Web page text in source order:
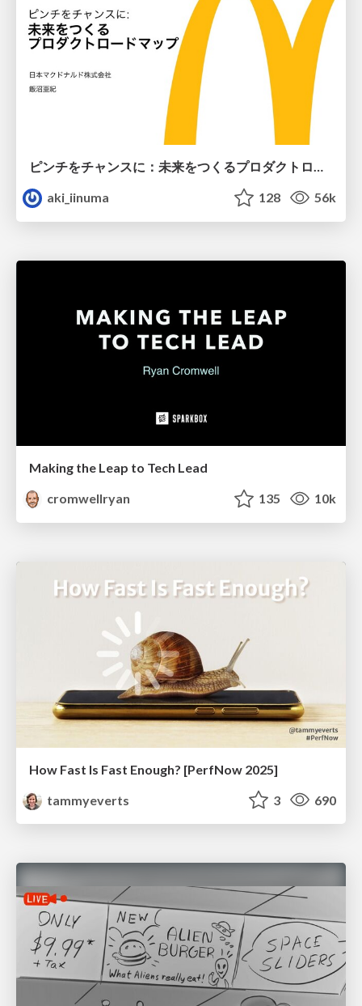
aki_iinuma
128 56k
Making the Leap to Tech Lead
cromwellryan
135 10k
How Fast Is Fast Enough? [PerfNow 2025]
tammyeverts
3 690